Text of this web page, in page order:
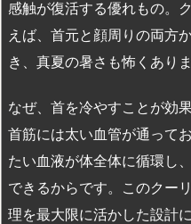
感触が復活する優れもの。
えば、首元と顔周りの両方
き、真夏の暑さも怖くありま
なぜ、首を冷やすことが効
首筋には太い血管が通って
たい血液が体全体に循環し
できるからです。このクー
理を最大限に活かした設計